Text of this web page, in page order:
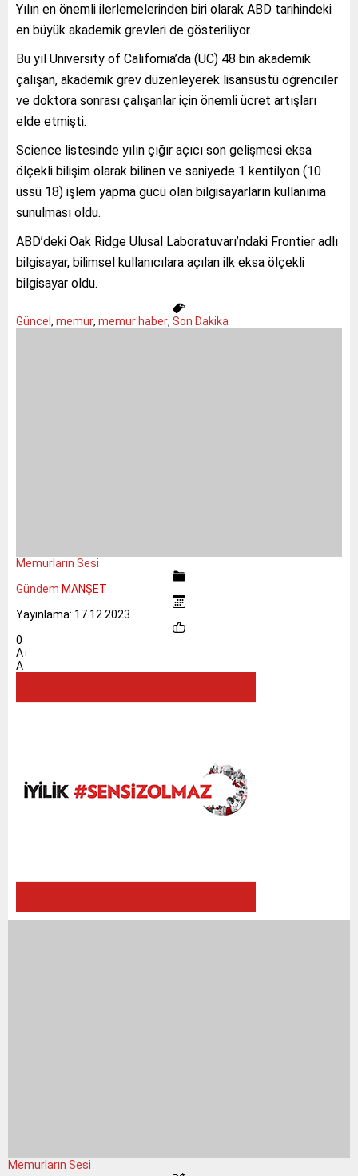
Yılın en önemli ilerlemelerinden biri olarak ABD tarihindeki
en büyük akademik grevleri de gösteriliyor.
Bu yıl University of California’da (UC) 48 bin akademik
çalışan, akademik grev düzenleyerek lisansüstü öğrenciler
ve doktora sonrası çalışanlar için önemli ücret artışları
elde etmişti.
Science listesinde yılın çığır açıcı son gelişmesi eksa
ölçekli bilişim olarak bilinen ve saniyede 1 kentilyon (10
üssü 18) işlem yapma gücü olan bilgisayarların kullanıma
sunulması oldu.
ABD’deki Oak Ridge Ulusal Laboratuvarı’ndaki Frontier adlı
bilgisayar, bilimsel kullanıcılara açılan ilk eksa ölçekli
bilgisayar oldu.
Güncel , memur, memur haber, Son Dakika
Memurların Sesi
Gündem MANŞET
Yayınlama: 17.12.2023
0
A+
A-
Memurların Sesi